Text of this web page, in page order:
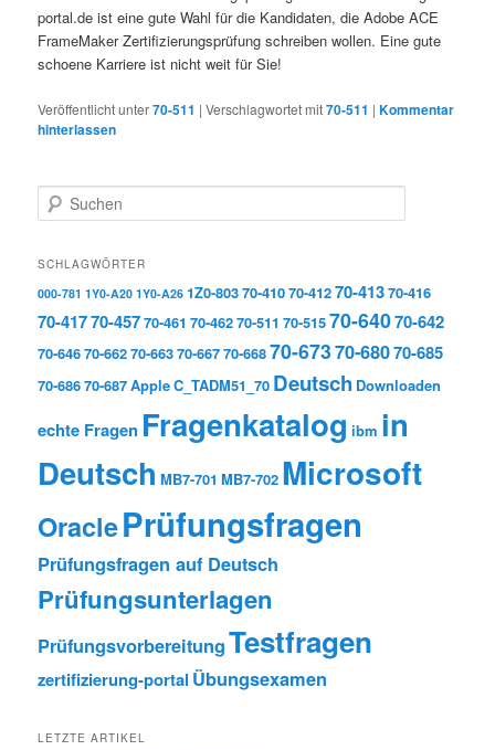
portal.de ist eine gute Wahl für die Kandidaten, die Adobe ACE
FrameMaker Zertifizierungsprüfung schreiben wollen. Eine gute
schoene Karriere ist nicht weit für Sie!
Veröffentlicht unter70-511 |Verschlagwortet mit70-511 |Kommentar
hinterlassen
Suchen
SCHLAGWÖRTER
000-781 1Y0-A20 1Y0-A26 1Z0-80370-41070-41270-41370-416
70-41770-45770-461 70-46270-511 70-51570-64070-642
70-64670-66270-66370-66770-66870-67370-68070-685
70-68670-687AppleC_TADM51_70 Deutsch Downloaden
echte Fragen Fragenkatalog ibm in
Deutsch MB7-701 MB7-702 Microsoft
OraclePrüfungsfragen
Prüfungsfragen auf Deutsch
Prüfungsunterlagen
PrüfungsvorbereitungTestfragen
zertifizierung-portal Übungsexamen
LETZTE ARTIKEL